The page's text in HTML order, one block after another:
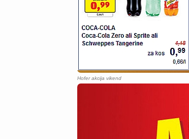
Hofer akcija vikend